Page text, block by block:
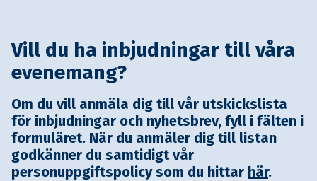
Vill du ha inbjudningar till våra
evenemang?
Om du vill anmäla dig till vår utskickslista
för inbjudningar och nyhetsbrev, fyll i fälten i
formuläret. När du anmäler dig till listan
godkänner du samtidigt vår
personuppgiftspolicy som du hittar här.